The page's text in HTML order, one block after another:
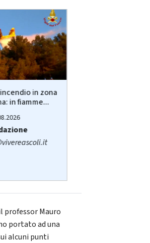
in zona
in fiamme...
professor Mauro
portato ad una
alcuni punti